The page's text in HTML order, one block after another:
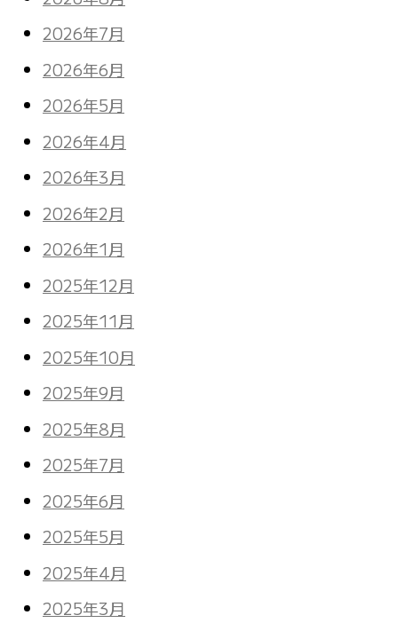
2026年7月
2026年6月
2026年5月
2026年4月
2026年3月
2026年2月
2026年1月
2025年12月
2025年11月
2025年10月
2025年9月
2025年8月
2025年7月
2025年6月
2025年5月
2025年4月
2025年3月